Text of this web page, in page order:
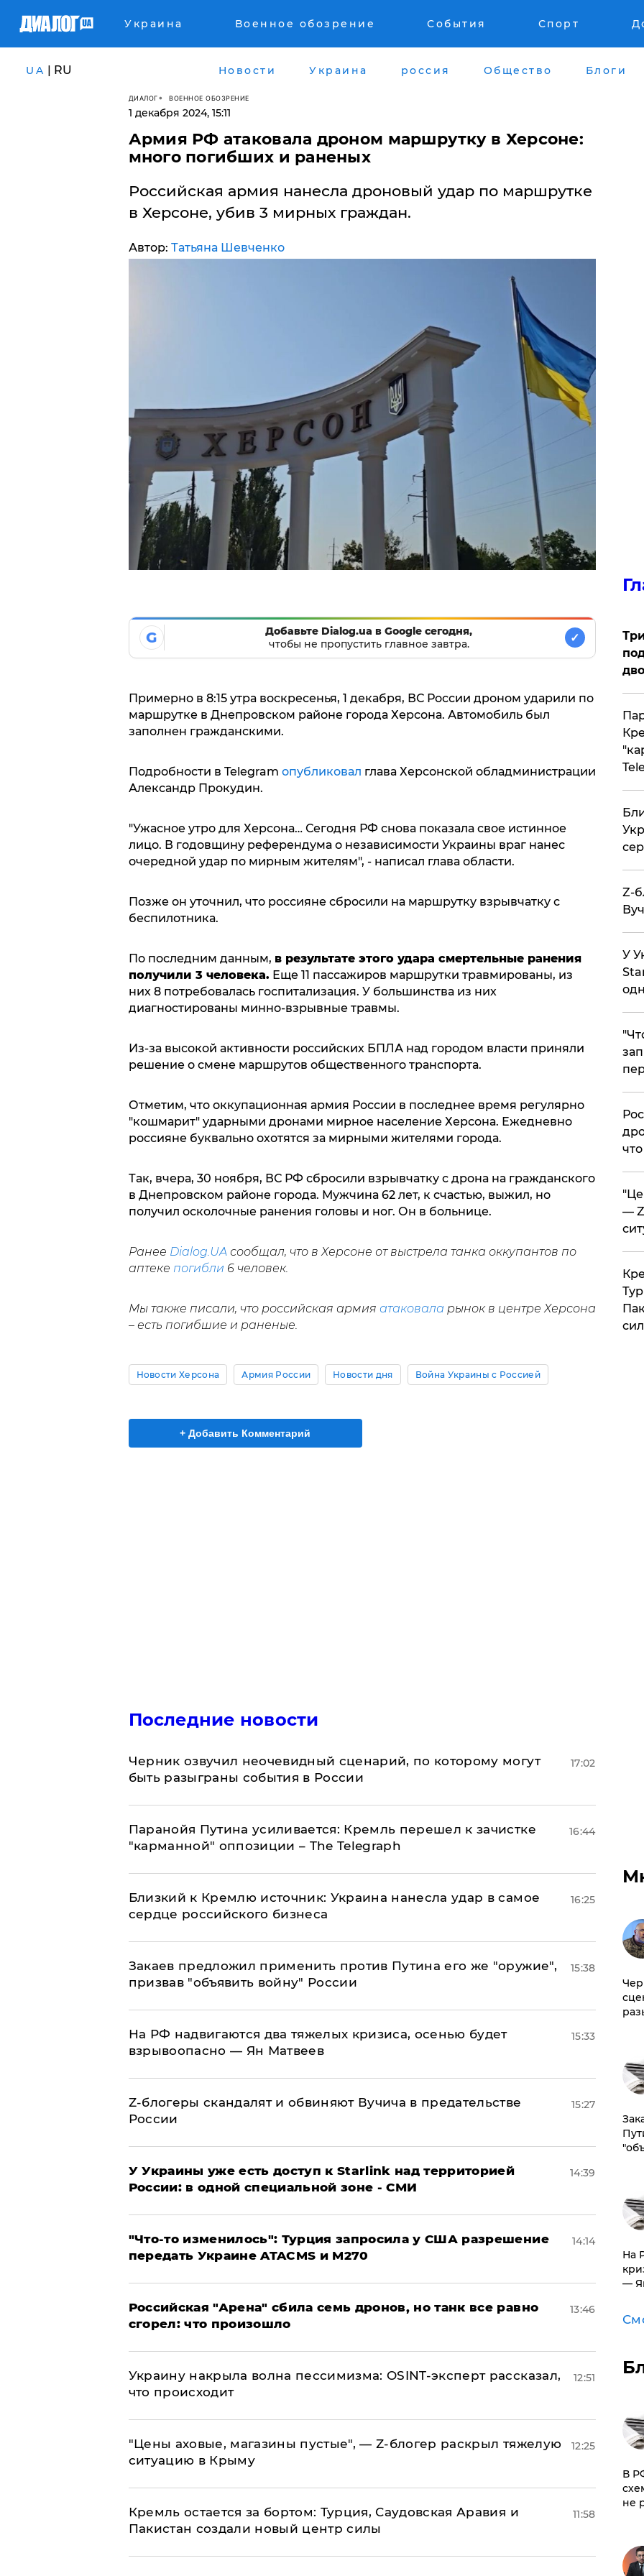
Украина Военное обозрение События Спорт
UA | RU Новости Украина россия Общество Блоги
ДИАЛОГ ВОЕННОЕ ОБОЗРЕНИЕ
1 декабря 2024, 15:11
​Армия РФ атаковала дроном маршрутку в Херсоне:
много погибших и раненых
Российская армия нанесла дроновый удар по маршрутке
в Херсоне, убив 3 мирных граждан.
Автор: Татьяна Шевченко
G
Добавьте Dialog.ua в Google сегодня,
чтобы не пропустить главное завтра.
✓
Примерно в 8:15 утра воскресенья, 1 декабря, ВС России дроном ударили по
маршрутке в Днепровском районе города Херсона. Автомобиль был
заполнен гражданскими.
Подробности в Telegram опубликовал глава Херсонской обладминистрации
Александр Прокудин.
"Ужасное утро для Херсона… Сегодня РФ снова показала свое истинное
лицо. В годовщину референдума о независимости Украины враг нанес
очередной удар по мирным жителям", - написал глава области.
Позже он уточнил, что россияне сбросили на маршрутку взрывчатку с
беспилотника.
По последним данным, в результате этого удара смертельные ранения
получили 3 человека. Еще 11 пассажиров маршрутки травмированы, из
них 8 потребовалась госпитализация. У большинства из них
диагностированы минно-взрывные травмы.
Из-за высокой активности российских БПЛА над городом власти приняли
решение о смене маршрутов общественного транспорта.
Отметим, что оккупационная армия России в последнее время регулярно
"кошмарит" ударными дронами мирное население Херсона. Ежедневно
россияне буквально охотятся за мирными жителями города.
Так, вчера, 30 ноября, ВС РФ сбросили взрывчатку с дрона на гражданского
в Днепровском районе города. Мужчина 62 лет, к счастью, выжил, но
получил осколочные ранения головы и ног. Он в больнице.
Ранее Dialog.UAсообщал, что в Херсоне от выстрела танка оккупантов по
аптеке погибли 6 человек.
Мы также писали, что российская армия атаковала рынок в центре Херсона
– есть погибшие и раненые.
Новости Херсона Армия России Новости дня Война Украины с Россией
+ Добавить Комментарий
Последние новости
Черник озвучил неочевидный сценарий, по которому могут
быть разыграны события в России
17:02
Паранойя Путина усиливается: Кремль перешел к зачистке
"карманной" оппозиции – The Telegraph
16:44
Близкий к Кремлю источник: Украина нанесла удар в самое
сердце российского бизнеса
16:25
Закаев предложил применить против Путина его же "оружие",
призвав "объявить войну" России
15:38
На РФ надвигаются два тяжелых кризиса, осенью будет
взрывоопасно — Ян Матвеев
15:33
Z-блогеры скандалят и обвиняют Вучича в предательстве
России
15:27
У Украины уже есть доступ к Starlink над территорией
России: в одной специальной зоне - СМИ
14:39
​"Что-то изменилось": Турция запросила у США разрешение
передать Украине ATACMS и M270
14:14
​Российская "Арена" сбила семь дронов, но танк все равно
сгорел: что произошло
13:46
​Украину накрыла волна пессимизма: OSINT-эксперт рассказал,
что происходит
12:51
​"Цены аховые, магазины пустые", — Z-блогер раскрыл тяжелую
ситуацию в Крыму
12:25
​Кремль остается за бортом: Турция, Саудовская Аравия и
Пакистан создали новый центр силы
11:58
Z-
У
—
На
—
​В
не